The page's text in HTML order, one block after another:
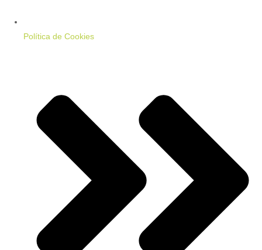
Política de Cookies